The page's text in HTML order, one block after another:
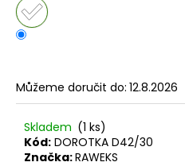
Můžeme doručit do: 12.8.2026
Skladem (1 ks)
Kód: DOROTKA D42/30
Značka:RAWEKS
o
r
u
j
e
m
e